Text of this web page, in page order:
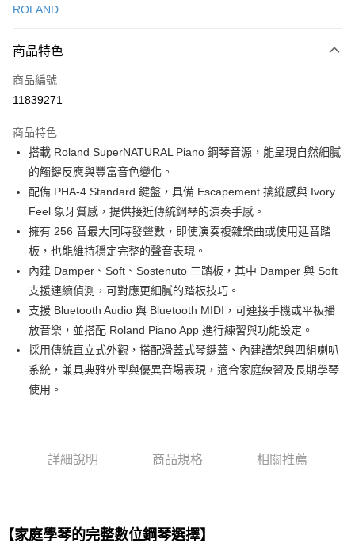
3 期 0 利率 每期
合作金庫商業銀行
上海商業儲蓄銀行
臺灣中小企業銀行
匯豐（台灣）商業銀行
華泰商業銀行
聯邦商業銀行
元大商業銀行
永豐商業銀行
玉山商業銀行
星展（台灣）商業銀行
台灣樂天信用卡公司
合作金庫商業銀行
上海商業儲蓄銀行
國泰世華商業銀行
兆豐國際商業銀行
匯豐（台灣）商業銀行
聯邦商業銀行
遠東國際商業銀行
元大商業銀行
永豐商業銀行
玉山商業銀行
星展（台灣）商業銀行
台新國際商業銀行
中國信託商業銀行
LINE Pay
Apple Pay
街口支付
悠遊付
全盈+PAY
大哥付你分期
相關說明
【大哥付你分期使用說明】
1.本服務由台灣大哥大提供，台灣大哥大用戶可立即使用無須另外申請。
2.付款方式選擇「大哥付你分期」，訂單成立後會自動跳轉到大哥付的交易
流程，驗證手機門號後，選擇欲分期的期數、繳款截止日，確認付款後即完
3.實際核准額度、可分期數及費用金額請依後續交易確認頁面所載為準。
4.訂單成立30分鐘內，如未前往確認交易或遇審核未通過，訂單將自動取
消。如遇「轉專審核」未通過狀況，表示未達大哥付你分期系統評分，恕無
法說明評估內容。
2.透過簡訊連結打開帳單後，可選擇「超商條碼／台灣大直營門市／銀行轉
用戶於交易時，得透過本服務購買商品或服務，並由商店將買賣／分期付款
買賣價金債權讓與本公司後，依約使用本公司帳單繳交帳款。
ATM付款
運送方式
每筆NT$60，滿NT$1,000(含以上)免運費
ROLAND
商品特色
商品編號
11839271
商品特色
搭載 Roland SuperNATURAL Piano 鋼琴音源，能呈現自然細膩
的觸鍵反應與豐富音色變化。
配備 PHA-4 Standard 鍵盤，具備 Escapement 擒縱感與 Ivory
Feel 象牙質感，提供接近傳統鋼琴的演奏手感。
擁有 256 音最大同時發聲數，即使演奏複雜樂曲或使用延音踏
板，也能維持穩定完整的聲音表現。
內建 Damper、Soft、Sostenuto 三踏板，其中 Damper 與 Soft
支援連續偵測，可對應更細膩的踏板技巧。
支援 Bluetooth Audio 與 Bluetooth MIDI，可連接手機或平板播
放音樂，並搭配 Roland Piano App 進行練習與功能設定。
採用傳統直立式外觀，搭配滑蓋式琴鍵蓋、內建譜架與四組喇叭
系統，兼具典雅外型與優異音場表現，適合家庭練習及長期學琴
使用。
詳細說明 商品規格 相關推薦
【家庭學琴的完整數位鋼琴選擇】